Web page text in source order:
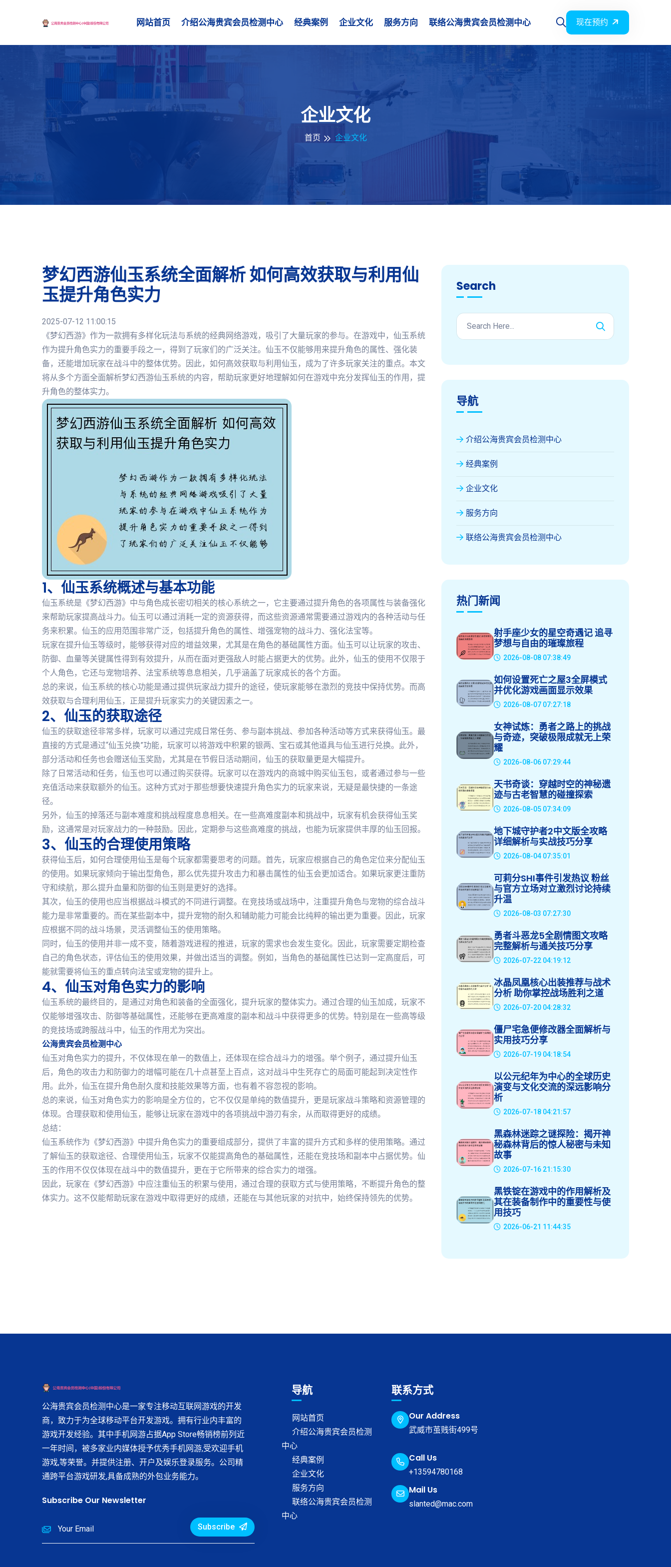
网站首页 介绍公海贵宾会员检测中心 经典案例 企业文化 服务方向 联络公海贵宾会员检测中心 现在预约
企业文化
首页 企业文化
梦幻西游仙玉系统全面解析 如何高效获取与利用仙
玉提升角色实力
2025-07-12 11:00:15
《梦幻西游》作为一款拥有多样化玩法与系统的经典网络游戏，吸引了大量玩家的参与。在游戏中，仙玉系统
作为提升角色实力的重要手段之一，得到了玩家们的广泛关注。仙玉不仅能够用来提升角色的属性、强化装
备，还能增加玩家在战斗中的整体优势。因此，如何高效获取与利用仙玉，成为了许多玩家关注的重点。本文
将从多个方面全面解析梦幻西游仙玉系统的内容，帮助玩家更好地理解如何在游戏中充分发挥仙玉的作用，提
升角色的整体实力。
1、仙玉系统概述与基本功能
仙玉系统是《梦幻西游》中与角色成长密切相关的核心系统之一，它主要通过提升角色的各项属性与装备强化
来帮助玩家提高战斗力。仙玉可以通过消耗一定的资源获得，而这些资源通常需要通过游戏内的各种活动与任
务来积累。仙玉的应用范围非常广泛，包括提升角色的属性、增强宠物的战斗力、强化法宝等。
玩家在提升仙玉等级时，能够获得对应的增益效果，尤其是在角色的基础属性方面。仙玉可以让玩家的攻击、
防御、血量等关键属性得到有效提升，从而在面对更强敌人时能占据更大的优势。此外，仙玉的使用不仅限于
个人角色，它还与宠物培养、法宝系统等息息相关，几乎涵盖了玩家成长的各个方面。
总的来说，仙玉系统的核心功能是通过提供玩家战力提升的途径，使玩家能够在激烈的竞技中保持优势。而高
效获取与合理利用仙玉，正是提升玩家实力的关键因素之一。
2、仙玉的获取途径
仙玉的获取途径非常多样，玩家可以通过完成日常任务、参与副本挑战、参加各种活动等方式来获得仙玉。最
直接的方式是通过“仙玉兑换”功能，玩家可以将游戏中积累的银两、宝石或其他道具与仙玉进行兑换。此外，
部分活动和任务也会赠送仙玉奖励，尤其是在节假日活动期间，仙玉的获取量更是大幅提升。
除了日常活动和任务，仙玉也可以通过购买获得。玩家可以在游戏内的商城中购买仙玉包，或者通过参与一些
充值活动来获取额外的仙玉。这种方式对于那些想要快速提升角色实力的玩家来说，无疑是最快捷的一条途
径。
另外，仙玉的掉落还与副本难度和挑战程度息息相关。在一些高难度副本和挑战中，玩家有机会获得仙玉奖
励，这通常是对玩家战力的一种鼓励。因此，定期参与这些高难度的挑战，也能为玩家提供丰厚的仙玉回报。
3、仙玉的合理使用策略
获得仙玉后，如何合理使用仙玉是每个玩家都需要思考的问题。首先，玩家应根据自己的角色定位来分配仙玉
的使用。如果玩家倾向于输出型角色，那么优先提升攻击力和暴击属性的仙玉会更加适合。如果玩家更注重防
守和续航，那么提升血量和防御的仙玉则是更好的选择。
其次，仙玉的使用也应当根据战斗模式的不同进行调整。在竞技场或战场中，注重提升角色与宠物的综合战斗
能力是非常重要的。而在某些副本中，提升宠物的耐久和辅助能力可能会比纯粹的输出更为重要。因此，玩家
应根据不同的战斗场景，灵活调整仙玉的使用策略。
同时，仙玉的使用并非一成不变，随着游戏进程的推进，玩家的需求也会发生变化。因此，玩家需要定期检查
自己的角色状态，评估仙玉的使用效果，并做出适当的调整。例如，当角色的基础属性已达到一定高度后，可
能就需要将仙玉的重点转向法宝或宠物的提升上。
4、仙玉对角色实力的影响
仙玉系统的最终目的，是通过对角色和装备的全面强化，提升玩家的整体实力。通过合理的仙玉加成，玩家不
仅能够增强攻击、防御等基础属性，还能够在更高难度的副本和战斗中获得更多的优势。特别是在一些高等级
的竞技场或跨服战斗中，仙玉的作用尤为突出。
公海贵宾会员检测中心
仙玉对角色实力的提升，不仅体现在单一的数值上，还体现在综合战斗力的增强。举个例子，通过提升仙玉
后，角色的攻击力和防御力的增幅可能在几十点甚至上百点，这对战斗中生死存亡的局面可能起到决定性作
用。此外，仙玉在提升角色耐久度和技能效果等方面，也有着不容忽视的影响。
总的来说，仙玉对角色实力的影响是全方位的，它不仅仅是单纯的数值提升，更是玩家战斗策略和资源管理的
体现。合理获取和使用仙玉，能够让玩家在游戏中的各项挑战中游刃有余，从而取得更好的成绩。
总结：
仙玉系统作为《梦幻西游》中提升角色实力的重要组成部分，提供了丰富的提升方式和多样的使用策略。通过
了解仙玉的获取途径、合理使用仙玉，玩家不仅能提高角色的基础属性，还能在竞技场和副本中占据优势。仙
玉的作用不仅仅体现在战斗中的数值提升，更在于它所带来的综合实力的增强。
因此，玩家在《梦幻西游》中应注重仙玉的积累与使用，通过合理的获取方式与使用策略，不断提升角色的整
体实力。这不仅能帮助玩家在游戏中取得更好的成绩，还能在与其他玩家的对抗中，始终保持领先的优势。
Search
导航
介绍公海贵宾会员检测中心
经典案例
企业文化
服务方向
联络公海贵宾会员检测中心
热门新闻
射手座少女的星空奇遇记 追寻
梦想与自由的璀璨旅程
2026-08-08 07:38:49
如何设置死亡之屋3全屏模式
并优化游戏画面显示效果
2026-08-07 07:27:18
女神试炼：勇者之路上的挑战
与奇迹，突破极限成就无上荣
耀
2026-08-06 07:29:44
天书奇谈：穿越时空的神秘遗
迹与古老智慧的碰撞探索
2026-08-05 07:34:09
地下城守护者2中文版全攻略
详细解析与实战技巧分享
2026-08-04 07:35:01
可莉分SHI事件引发热议 粉丝
与官方立场对立激烈讨论持续
升温
2026-08-03 07:27:30
勇者斗恶龙5全剧情图文攻略
完整解析与通关技巧分享
2026-07-22 04:19:12
冰晶凤凰核心出装推荐与战术
分析 助你掌控战场胜利之道
2026-07-20 04:28:32
僵尸宅急便修改器全面解析与
实用技巧分享
2026-07-19 04:18:54
以公元纪年为中心的全球历史
演变与文化交流的深远影响分
析
2026-07-18 04:21:57
黑森林迷踪之谜探险：揭开神
秘森林背后的惊人秘密与未知
故事
2026-07-16 21:15:30
黑铁锭在游戏中的作用解析及
其在装备制作中的重要性与使
用技巧
2026-06-21 11:44:35
公海贵宾会员检测中心是一家专注移动互联网游戏的开发
商，致力于为全球移动平台开发游戏。拥有行业内丰富的
游戏开发经验。其中手机网游占据App Store畅销榜前列近
一年时间，被多家业内媒体授予优秀手机网游,受欢迎手机
游戏,等荣誉。并提供注册、开户及娱乐登录服务。公司精
通跨平台游戏研发,具备成熟的外包业务能力。
Subscribe Our Newsletter
Subscribe
导航
网站首页
介绍公海贵宾会员检测
中心
经典案例
企业文化
服务方向
联络公海贵宾会员检测
中心
联系方式
Our Address
武威市茧贱街499号
Call Us
+13594780168
Mail Us
slanted@mac.com